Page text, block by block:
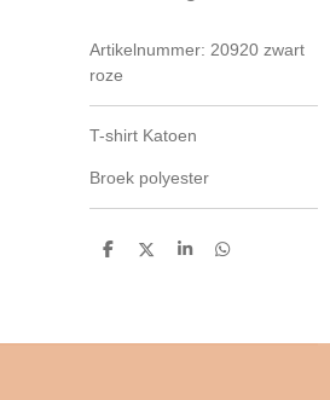
Artikelnummer: 20920 zwart
roze
T-shirt Katoen
Broek polyester
D
D
S
D